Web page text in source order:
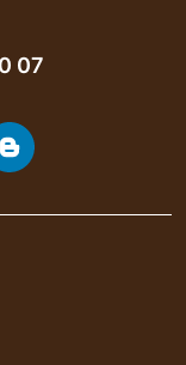
07